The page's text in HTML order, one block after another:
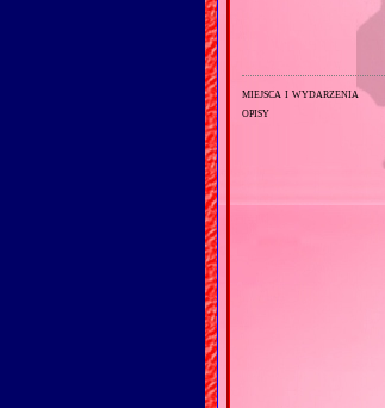
miejsca i wydarzenia
opisy